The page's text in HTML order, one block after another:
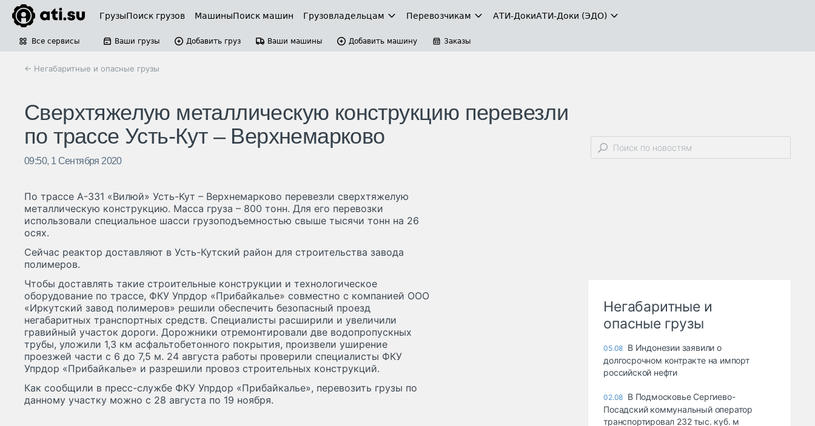
ГрузыПоиск грузов МашиныПоиск машин Грузовладельцам Перевозчикам АТИ-ДокиАТИ-Доки (ЭДО)
Все сервисы Ваши грузы Добавить груз Ваши машины Добавить машину Заказы
← Негабаритные и опасные грузы
Сверхтяжелую металлическую конструкцию перевезли
по трассе Усть-Кут – Верхнемарково
09:50, 1 Сентября 2020
По трассе А-331 «Вилюй» Усть-Кут – Верхнемарково перевезли сверхтяжелую
металлическую конструкцию. Масса груза – 800 тонн. Для его перевозки
использовали специальное шасси грузоподъемностью свыше тысячи тонн на 26
осях.
Сейчас реактор доставляют в Усть-Кутский район для строительства завода
полимеров.
Чтобы доставлять такие строительные конструкции и технологическое
оборудование по трассе, ФКУ Упрдор «Прибайкалье» совместно с компанией ООО
«Иркутский завод полимеров» решили обеспечить безопасный проезд
негабаритных транспортных средств. Специалисты расширили и увеличили
гравийный участок дороги. Дорожники отремонтировали две водопропускных
трубы, уложили 1,3 км асфальтобетонного покрытия, произвели уширение
проезжей части с 6 до 7,5 м. 24 августа работы проверили специалисты ФКУ
Упрдор «Прибайкалье» и разрешили провоз строительных конструкций.
Как сообщили в пресс-службе ФКУ Упрдор «Прибайкалье», перевозить грузы по
данному участку можно с 28 августа по 19 ноября.
Негабаритные и
опасные грузы
05.08 В Индонезии заявили о
долгосрочном контракте на импорт
российской нефти
02.08 В Подмосковье Сергиево-
Посадский коммунальный оператор
транспортировал 232 тыс. куб. м